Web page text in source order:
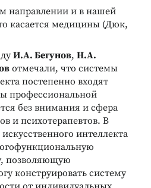
направлении и в нашей
касается медицины (Дюк,
И.А. Бегунов, Н.А.
отмечали, что системы
постепенно входят
профессиональной
без внимания и сфера
и психотерапевтов. В
интеллекта
позволяющую
конструировать систему